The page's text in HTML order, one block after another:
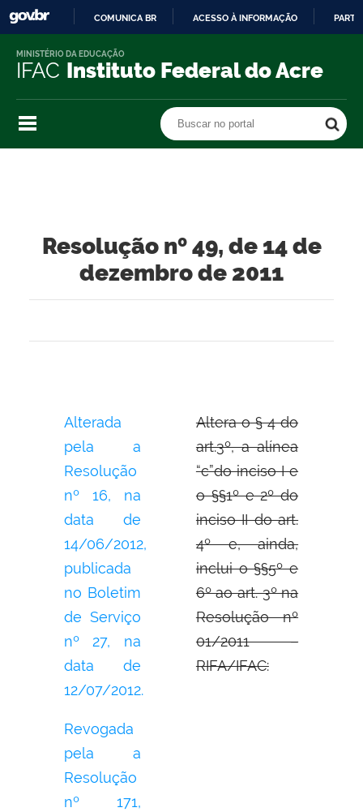
O
COMUNICA BR ACESSO À INFORMAÇÃO
IFAC Instituto Federal do Acre
MINISTÉRIO DA EDUCAÇÃO
Buscar no portal
Resolução nº 49, de 14 de
dezembro de 2011
Alterada
pela a
Resolução
nº 16, na
data de
14/06/2012,
publicada
no Boletim
de Serviço
nº 27, na
data de
12/07/2012.
Revogada
pela a
Resolução
nº 171,
Altera o § 4 do
art.3º, a alínea
“c”do inciso I e
o §§1º e 2º do
inciso II do art.
4º e, ainda,
inclui o §§5º e
6º ao art. 3º na
Resolução nº
01/2011 –
RIFA/IFAC: